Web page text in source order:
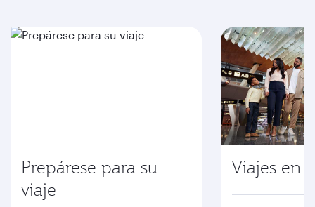
Prepárese para su
viaje
Viajes en